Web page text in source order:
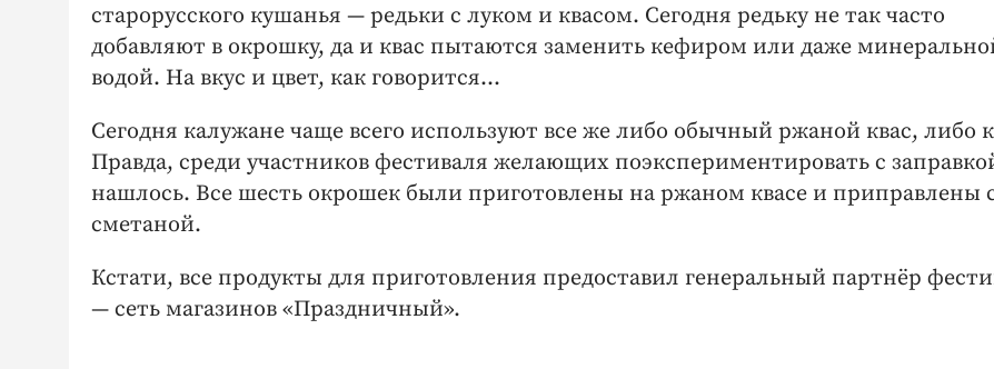
старорусского кушанья — редьки с луком и квасом. Сегодня редьку не так часто
добавляют в окрошку, да и квас пытаются заменить кефиром или даже
водой. На вкус и цвет, как говорится…
Сегодня калужане чаще всего используют все же либо обычный ржаной квас, либо
Правда, среди участников фестиваля желающих поэкспериментировать с
нашлось. Все шесть окрошек были приготовлены на ржаном квасе и приправлены
сметаной.
Кстати, все продукты для приготовления предоставил генеральный партнёр
— сеть магазинов «Праздничный».